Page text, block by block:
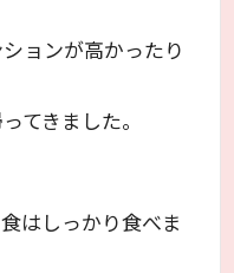
ョンが高かったり
てきました。
はしっかり食べま